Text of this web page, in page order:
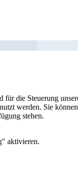
die Steuerung
werden. Sie
stehen.
aktivieren.